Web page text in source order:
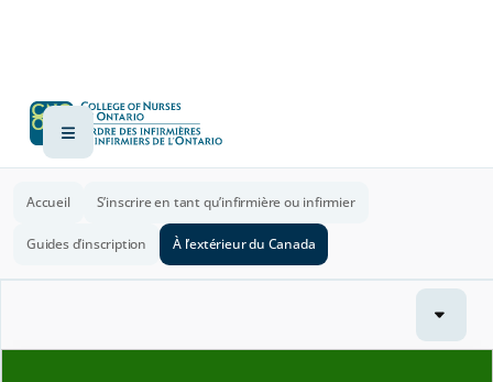
Accueil S’inscrire en tant qu’infirmière ou infirmier
Guides d’inscription À l’extérieur du Canada